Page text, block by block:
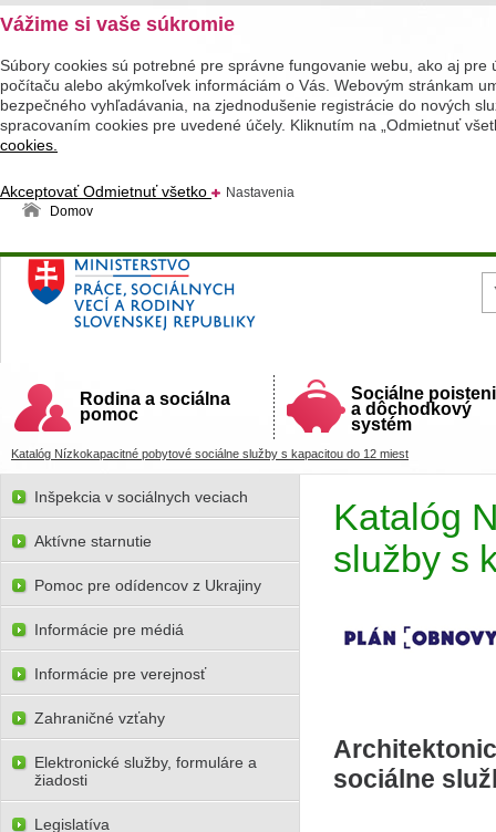
Vážime si vaše súkromie
Súbory cookies sú potrebné pre správne fungovanie webu, ako aj
počítaču alebo akýmkoľvek informáciám o Vás. Webovým stránkam
bezpečného vyhľadávania, na zjednodušenie registrácie do nových
spracovaním cookies pre uvedené účely. Kliknutím na „Odmietnuť
cookies.
AkceptovaťOdmietnuť všetko
Nastavenia
Domov
Ministerstvo práce, sociálnych vecí a rodiny
Slovenskej republiky
Rodina a sociálna
pomoc
Sociálne
a dôchodkový
systém
Katalóg Nízkokapacitné pobytové sociálne služby s kapacitou do 12 miest
Katalóg
služby s
sociálne
Inšpekcia v sociálnych veciach
Aktívne starnutie
Pomoc pre odídencov z Ukrajiny
Informácie pre médiá
Informácie pre verejnosť
Zahraničné vzťahy
Elektronické služby, formuláre a
žiadosti
Legislatíva